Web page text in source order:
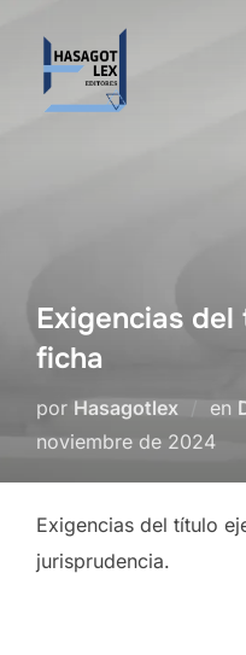
contenido
Exigencias
ficha
por Hasagotlex en
noviembre de 2024
Exigencias del título
jurisprudencia.